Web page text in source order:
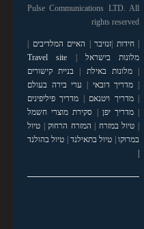
Pulse Communications LTD. All
rights reserved
|חידות |זנזיבר | האיים המלדיבים |
מלונות בישראל |
Travel site
|מלונות באילת | בניית קישורים
| מדריך דובאי | ערי בירה בעולם
|מדריך ויטנאם | מדריך פיליפינים
|מדריך יפן | סקירת מוצרי חשמל
| טיול במזרח | המזרח הרחוק| טיול
במרוקו| טיול בתאילנד| טיול בהולנד
|